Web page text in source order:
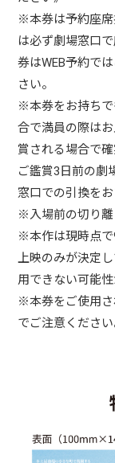
※本券は予約座席
は必ず劇場窓口
券はWEB予約で
さい。
※本券をお持ちで
合で満員の際は
賞される場合で
ご鑑賞3日前の劇
窓口での引換をお
※入場前の切り離
※本作は現時点で
上映のみが決定
用できない可能性
※本券をご使用さ
でご注意ください